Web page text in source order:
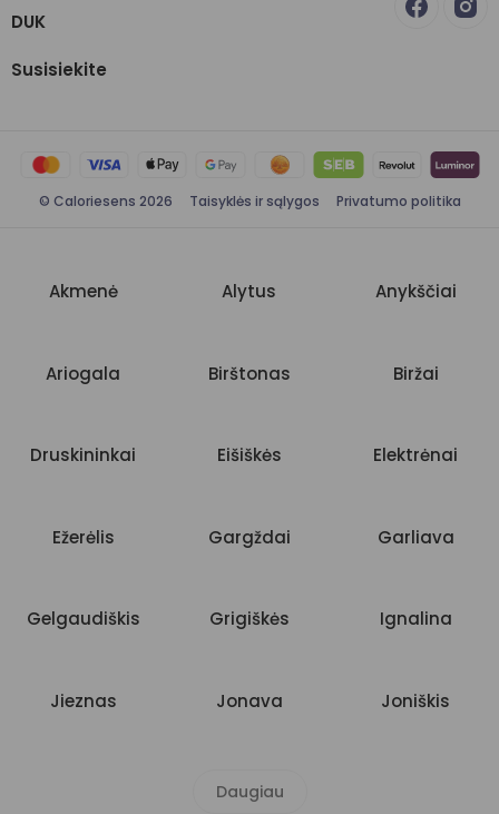
DUK
Susisiekite
© Caloriesens 2026 Taisyklės ir sąlygos Privatumo politika
Akmenė Alytus Anykščiai
Ariogala Birštonas Biržai
Druskininkai Eišiškės Elektrėnai
Ežerėlis Gargždai Garliava
Gelgaudiškis Grigiškės Ignalina
Jieznas Jonava Joniškis
Daugiau